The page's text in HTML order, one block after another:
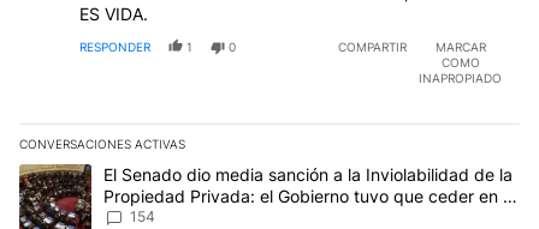
ES VIDA.
RESPONDER 1 0 COMPARTIR
MARCAR
COMO
INAPROPIADO
CONVERSACIONES ACTIVAS
Este listado muestra los artículos con más comentarios en los
Un artículo de tendencia con el título "El Senado dio media
El Senado dio media sanción a la Inviolabilidad de la
Propiedad Privada: el Gobierno tuvo que ceder en la
Ley del Manejo del Fuego
154